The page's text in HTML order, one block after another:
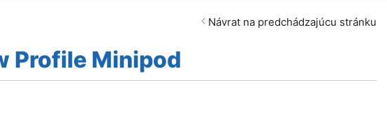
Návrat na predchádzajúcu stránku
Profile Minipod